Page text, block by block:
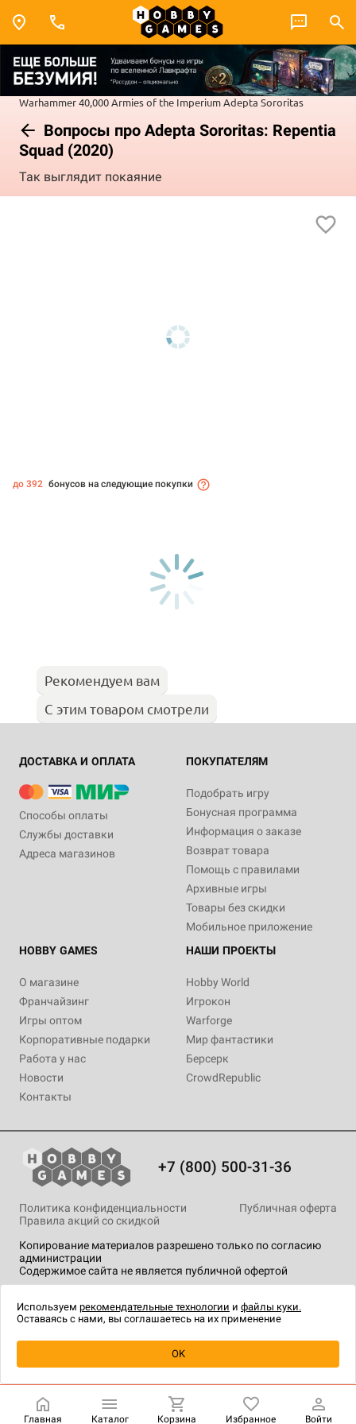
Warhammer 40,000Armies of the ImperiumAdepta Sororitas
Вопросы про Adepta Sororitas: Repentia
Squad (2020)
Так выглядит покаяние
Уведомить о наличии
до 392 бонусов на следующие покупки
Рекомендуем вам
С этим товаром смотрели
ДОСТАВКА И ОПЛАТА
Способы оплаты
Службы доставки
Адреса магазинов
ПОКУПАТЕЛЯМ
Подобрать игру
Бонусная программа
Информация о заказе
Возврат товара
Помощь с правилами
Архивные игры
Товары без скидки
Мобильное приложение
HOBBY GAMES
О магазине
Франчайзинг
Игры оптом
Корпоративные подарки
Работа у нас
Новости
Контакты
НАШИ ПРОЕКТЫ
Hobby World
Игрокон
Warforge
Мир фантастики
Берсерк
CrowdRepublic
+7 (800) 500-31-36
Копирование материалов разрешено только по согласию
администрации
Содержимое сайта не является публичной офертой
Политика конфиденциальности
Публичная оферта
Правила акций со скидкой
технологии.
Главная Каталог Корзина Избранное Войти
Используем рекомендательные технологии и файлы куки.
Оставаясь с нами, вы соглашаетесь на их применение
OK